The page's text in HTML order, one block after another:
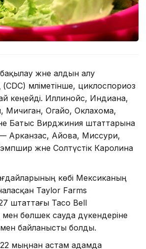
және алдын алу
мәліметінше, циклоспориоз
кеңейді. Иллинойс, Индиана,
Мичиган, Огайо, Оклахома,
Батыс Вирджиния штаттарына
Арканзас, Айова, Миссури,
және Солтүстік Каролина
көбі Мексиканың
Taylor Farms
штаттағы Taco Bell
бөлшек сауда дүкендеріне
байланысты болды.
22 мыңнан астам адамда